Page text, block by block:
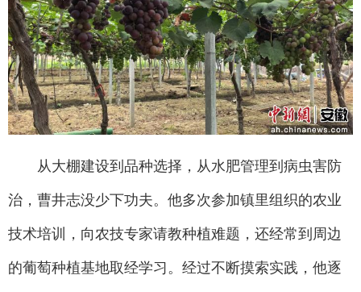
从大棚建设到品种选择，从水肥管理到病虫害防
治，曹井志没少下功夫。他多次参加镇里组织的农业
技术培训，向农技专家请教种植难题，还经常到周边
的葡萄种植基地取经学习。经过不断摸索实践，他逐